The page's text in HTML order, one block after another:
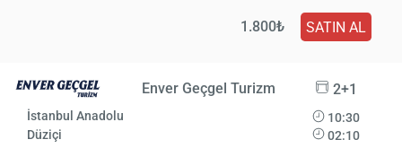
1.800₺ SATIN AL
Enver Geçgel Turizm 2+1
İstanbul Anadolu
Düziçi
10:30
02:10